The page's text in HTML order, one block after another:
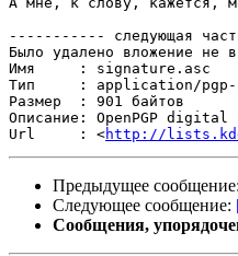
----------- следующая
Было удалено вложение не
Имя     : signature.asc
Тип     : application/pgp-
Размер  : 901 байтов
Описание: OpenPGP
Url     : <http://
Предыдущее сообщение:
Следующее сообщение:
Сообщения,